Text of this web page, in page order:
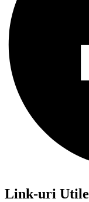
Link-uri Utile